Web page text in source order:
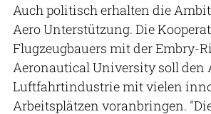
Auch politisch erhalten die
Aero Unterstützung. Die
Flugzeugbauers mit der Embry-
Aeronautical University soll den
Luftfahrtindustrie mit vielen
Arbeitsplätzen voranbringen.